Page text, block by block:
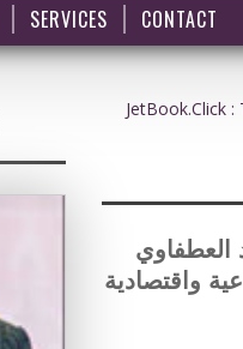
SERVICES CONTACT
JetBook.Click
العطفاوي
واقتصادية